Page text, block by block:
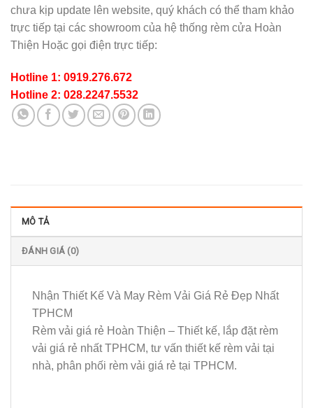
chưa kịp update lên website, quý khách có thể tham khảo
trực tiếp tại các showroom của hệ thống rèm cửa Hoàn
Thiện Hoặc gọi điện trực tiếp:
Hotline 1: 0919.276.672
Hotline 2: 028.2247.5532
MÔ TẢ
ĐÁNH GIÁ (0)
Nhận Thiết Kế Và May Rèm Vải Giá Rẻ Đẹp Nhất
TPHCM
Rèm vải giá rẻ Hoàn Thiện – Thiết kế, lắp đặt rèm
vải giá rẻ nhất TPHCM, tư vấn thiết kế rèm vải tại
nhà, phân phối rèm vải giá rẻ tại TPHCM.